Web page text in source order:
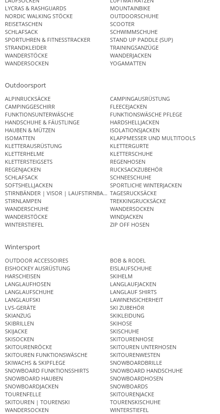
LYCRAS & RASHGUARDS
MOUNTAINBIKE
NORDIC WALKING STÖCKE
OUTDOORSCHUHE
REISETASCHEN
SCOOTER
SCHLAFSACK
SCHWIMMSCHUHE
SPORTUHREN & FITNESSTRACKER
STAND UP PADDLE (SUP)
STRANDKLEIDER
TRAININGSANZÜGE
WANDERSTÖCKE
WANDERJACKEN
WANDERSOCKEN
YOGAMATTEN
Outdoorsport
ALPINRUCKSÄCKE
CAMPINGAUSRÜSTUNG
CAMPINGGESCHIRR
FLEECEJACKEN
FUNKTIONSUNTERWÄSCHE
FUNKTIONSWÄSCHE PFLEGE
HANDSCHUHE & FÄUSTLINGE
HARDSHELLJACKEN
HAUBEN & MÜTZEN
ISOLATIONSJACKEN
ISOMATTEN
KLAPPMESSER UND MULTITOOLS
KLETTERAUSRÜSTUNG
KLETTERGURTE
KLETTERHELME
KLETTERSCHUHE
KLETTERSTEIGSETS
REGENHOSEN
REGENJACKEN
RUCKSACKZUBEHÖR
SCHLAFSACK
SCHNEESCHUHE
SOFTSHELLJACKEN
SPORTLICHE WINTERJACKEN
STIRNBÄNDER | VISOR | LAUFSTIRNBANDTAGESRUCKSÄCKE
STIRNLAMPEN
TREKKINGRUCKSÄCKE
WANDERSCHUHE
WANDERSOCKEN
WANDERSTÖCKE
WINDJACKEN
WINTERSTIEFEL
ZIP OFF HOSEN
Wintersport
OUTDOOR ACCESSOIRES
BOB & RODEL
EISHOCKEY AUSRÜSTUNG
EISLAUFSCHUHE
HARSCHEISEN
SKIHELM
LANGLAUFHOSEN
LANGLAUFJACKEN
LANGLAUFSCHUHE
LANGLAUF SHIRTS
LANGLAUFSKI
LAWINENSICHERHEIT
LVS-GERÄTE
SKI ZUBEHÖR
SKIANZUG
SKIKLEIDUNG
SKIBRILLEN
SKIHOSE
SKIJACKE
SKISCHUHE
SKISOCKEN
SKITOURENHOSE
SKITOURENRÖCKE
SKITOUREN UNTERHOSEN
SKITOUREN FUNKTIONSWÄSCHE
SKITOURENWESTEN
SKIWACHS & SKIPFLEGE
SNOWBOARDBRILLE
SNOWBOARD FUNKTIONSSHIRTS
SNOWBOARD HANDSCHUHE
SNOWBOARD HAUBEN
SNOWBOARDHOSEN
SNOWBOARDJACKEN
SNOWBOARDS
TOURENFELLE
SKITOURENJACKE
SKITOUREN | TOURENSKI
TOURENSKISCHUHE
WANDERSOCKEN
WINTERSTIEFEL